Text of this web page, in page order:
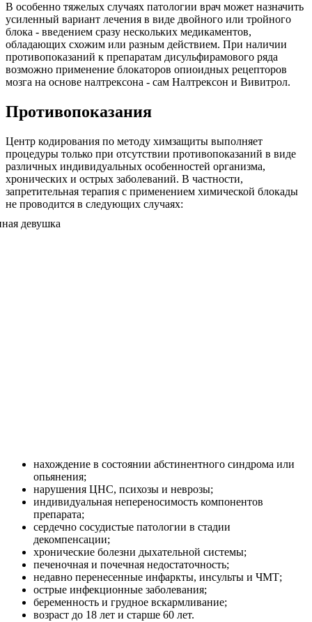
В особенно тяжелых случаях патологии врач может назначить
усиленный вариант лечения в виде двойного или тройного
блока - введением сразу нескольких медикаментов,
обладающих схожим или разным действием. При наличии
противопоказаний к препаратам дисульфирамового ряда
возможно применение блокаторов опиоидных рецепторов
мозга на основе налтрексона - сам Налтрексон и Вивитрол.
Противопоказания
Центр кодирования по методу химзащиты выполняет
процедуры только при отсутствии противопоказаний в виде
различных индивидуальных особенностей организма,
хронических и острых заболеваний. В частности,
запретительная терапия с применением химической блокады
не проводится в следующих случаях:
нахождение в состоянии абстинентного синдрома или
опьянения;
нарушения ЦНС, психозы и неврозы;
индивидуальная непереносимость компонентов
препарата;
сердечно сосудистые патологии в стадии
декомпенсации;
хронические болезни дыхательной системы;
печеночная и почечная недостаточность;
недавно перенесенные инфаркты, инсульты и ЧМТ;
острые инфекционные заболевания;
беременность и грудное вскармливание;
возраст до 18 лет и старше 60 лет.